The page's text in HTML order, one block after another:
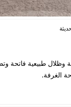
طبيعية فاتحة
الغرفة.